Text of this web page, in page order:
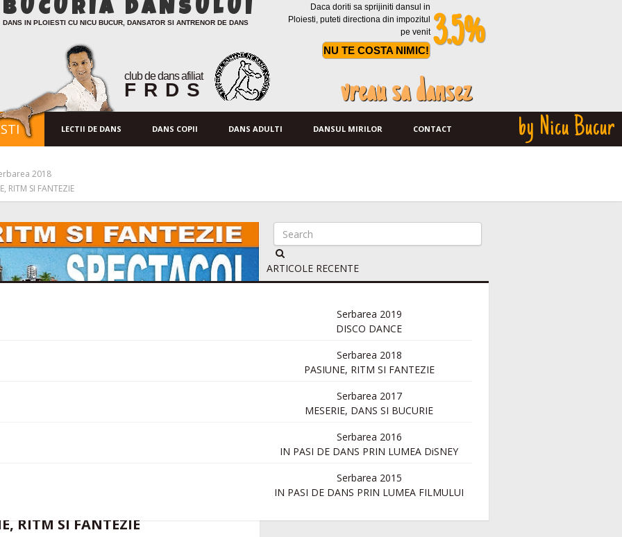
BUCURIA DANSULUI
DANS IN PLOIESTI CU NICU BUCUR, DANSATOR SI ANTRENOR DE DANS
club de dans afiliat
FRDS
Daca doriti sa sprijiniti dansul in
Ploiesti, puteti directiona din impozitul
pe venit
NU TE COSTA NIMIC! 3.5%
vreau sa dansez
LECTII DE DANS DANS COPII DANS ADULTI DANSUL MIRILOR CONTACT by Nicu Bucur
2018
RITM SI FANTEZIE
RITM SI FANTEZIE
ARTICOLE RECENTE
Serbarea 2019
DISCO DANCE
Serbarea 2018
PASIUNE, RITM SI FANTEZIE
Serbarea 2017
MESERIE, DANS SI BUCURIE
Serbarea 2016
IN PASI DE DANS PRIN LUMEA DiSNEY
Serbarea 2015
IN PASI DE DANS PRIN LUMEA FILMULUI